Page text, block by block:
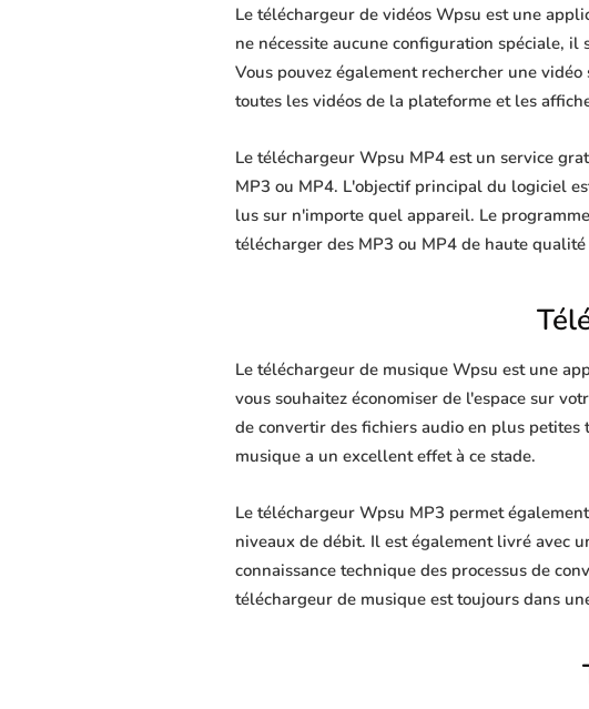
Le téléchargeur de vidéos Wpsu est une
ne nécessite aucune configuration spéciale,
Vous pouvez également rechercher une
toutes les vidéos de la plateforme et les
Le téléchargeur Wpsu MP4 est un service
MP3 ou MP4. L'objectif principal du logiciel
lus sur n'importe quel appareil. Le
télécharger des MP3 ou MP4 de haute
Le téléchargeur de musique Wpsu est une
vous souhaitez économiser de l'espace sur
de convertir des fichiers audio en plus
musique a un excellent effet à ce stade.
Le téléchargeur Wpsu MP3 permet
niveaux de débit. Il est également livré avec
connaissance technique des processus de
téléchargeur de musique est toujours dans